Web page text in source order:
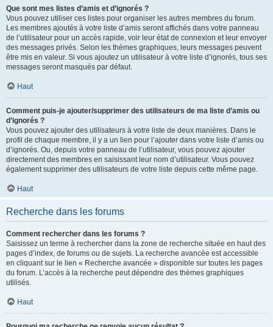
Que sont mes listes d’amis et d’ignorés ?
Vous pouvez utiliser ces listes pour organiser les autres membres du forum.
Les membres ajoutés à votre liste d’amis seront affichés dans votre panneau
de l’utilisateur pour un accès rapide, voir leur état de connexion et leur envoyer
des messages privés. Selon les thèmes graphiques, leurs messages peuvent
être mis en valeur. Si vous ajoutez un utilisateur à votre liste d’ignorés, tous ses
messages seront masqués par défaut.
Haut
Comment puis-je ajouter/supprimer des utilisateurs de ma liste d’amis ou
d’ignorés ?
Vous pouvez ajouter des utilisateurs à votre liste de deux manières. Dans le
profil de chaque membre, il y a un lien pour l’ajouter dans votre liste d’amis ou
d’ignorés. Ou, depuis votre panneau de l’utilisateur, vous pouvez ajouter
directement des membres en saisissant leur nom d’utilisateur. Vous pouvez
également supprimer des utilisateurs de votre liste depuis cette même page.
Haut
Recherche dans les forums
Comment rechercher dans les forums ?
Saisissez un terme à rechercher dans la zone de recherche située en haut des
pages d’index, de forums ou de sujets. La recherche avancée est accessible
en cliquant sur le lien « Recherche avancée » disponible sur toutes les pages
du forum. L’accès à la recherche peut dépendre des thèmes graphiques
utilisés.
Haut